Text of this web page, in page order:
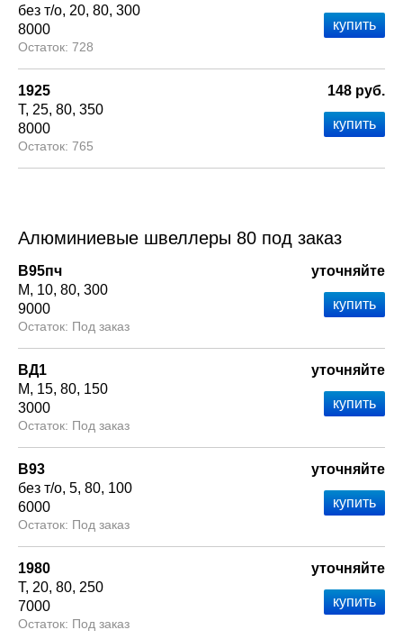
без т/о 20 80 300
8000
728
1925
Т 25 80 350
8000
765
148 руб.
Алюминиевые швеллеры 80 под заказ
В95пч
М
10 80 300
9000
Под заказ
уточняйте
ВД1
М
15 80 150
3000
Под заказ
уточняйте
В93
без т/о 5 80 100
6000
Под заказ
уточняйте
1980
Т 20 80 250
7000
Под заказ
уточняйте